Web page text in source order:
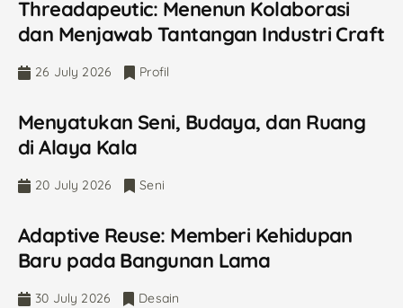
Threadapeutic: Menenun Kolaborasi
dan Menjawab Tantangan Industri Craft
26 July 2026 Profil
Menyatukan Seni, Budaya, dan Ruang
di Alaya Kala
20 July 2026 Seni
Adaptive Reuse: Memberi Kehidupan
Baru pada Bangunan Lama
30 July 2026 Desain